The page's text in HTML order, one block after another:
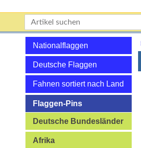
Nationalflaggen
Deutsche Flaggen
Fahnen sortiert nach Land
Flaggen-Pins
Deutsche Bundesländer
Afrika